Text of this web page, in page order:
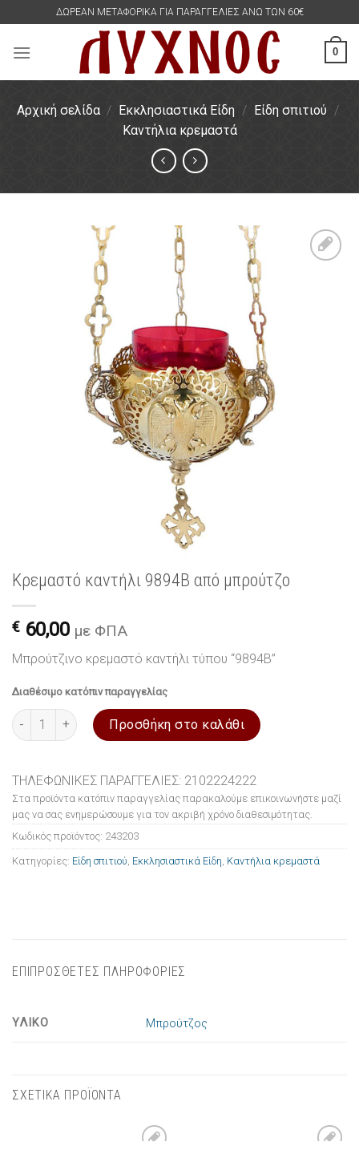
content
ΔΩΡΕΑΝ ΜΕΤΑΦΟΡΙΚΑ ΓΙΑ ΠΑΡΑΓΓΕΛΙΕΣ ΑΝΩ ΤΩΝ 60€
0
Αρχική σελίδα / Εκκλησιαστικά Είδη / Είδη σπιτιού /
Καντήλια κρεμαστά
Κρεμαστό καντήλι 9894B από μπρούτζο
€ 60,00 με ΦΠΑ
Μπρούτζινο κρεμαστό καντήλι τύπου “9894B”
Διαθέσιμο κατόπιν παραγγελίας
Κρεμαστό καντήλι 9894B από μπρούτζο ποσότητα
Προσθήκη στο καλάθι
ΤΗΛΕΦΩΝΙΚΕΣ ΠΑΡΑΓΓΕΛΙΕΣ: 2102224222
Στα προϊόντα κατόπιν παραγγελίας παρακαλούμε επικοινωνήστε μαζί
μας να σας ενημερώσουμε για τον ακριβή χρόνο διαθεσιμότητας.
Κωδικός προϊόντος: 243203
Κατηγορίες: Είδη σπιτιού Εκκλησιαστικά Είδη Καντήλια κρεμαστά
ΕΠΙΠΡΟΣΘΕΤΕΣ ΠΛΗΡΟΦΟΡΙΕΣ
ΥΛΙΚΟ Μπρούτζος
ΣΧΕΤΙΚΑ ΠΡΟΪΟΝΤΑ